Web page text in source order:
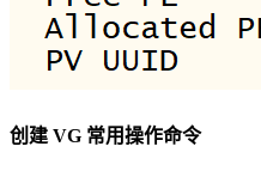
创建 VG 常用操作命令